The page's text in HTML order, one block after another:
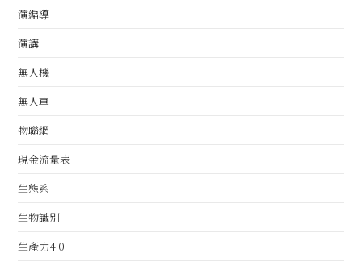
演編導
演講
無人機
無人車
物聯網
現金流量表
生態系
生物識別
生產力4.0